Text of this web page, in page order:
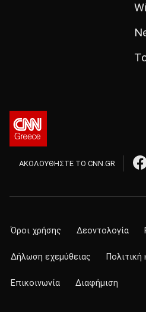
ΑΚΟΛΟΥΘΗΣΤΕ ΤΟ CNN.GR
Όροι χρήσης Δεοντολογία
Δήλωση εχεμύθειας
Επικοινωνία Διαφήμιση